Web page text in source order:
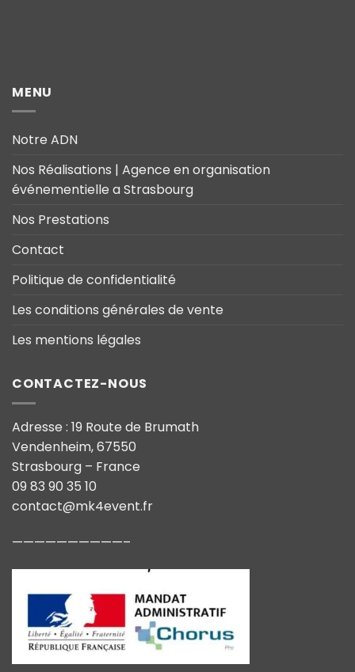
MENU
Notre ADN
Nos Réalisations | Agence en organisation
événementielle a Strasbourg
Nos Prestations
Contact
Politique de confidentialité
Les conditions générales de vente
Les mentions légales
CONTACTEZ-NOUS
Adresse : 19 Route de Brumath
Vendenheim, 67550
Strasbourg – France
09 83 90 35 10
contact@mk4event.fr
——————————–